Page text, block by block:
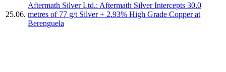
25.06.
Aftermath Silver Ltd.: Aftermath Silver Intercepts 30.0
metres of 77 g/t Silver + 2.93% High Grade Copper at
Berenguela